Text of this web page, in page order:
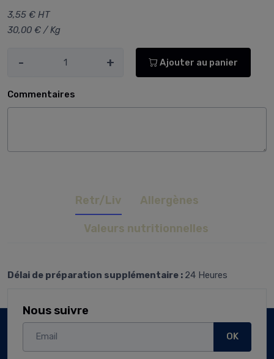
3,55 € HT
30,00 € / Kg
- + Ajouter au panier
Commentaires
Retr/Liv Allergènes
Valeurs nutritionnelles
Délai de préparation supplémentaire : 24 Heures
Nous suivre
OK